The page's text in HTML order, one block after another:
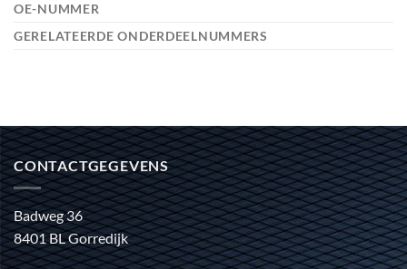
OE-NUMMER
GERELATEERDE ONDERDEELNUMMERS
CONTACTGEGEVENS
Badweg 36
8401 BL Gorredijk